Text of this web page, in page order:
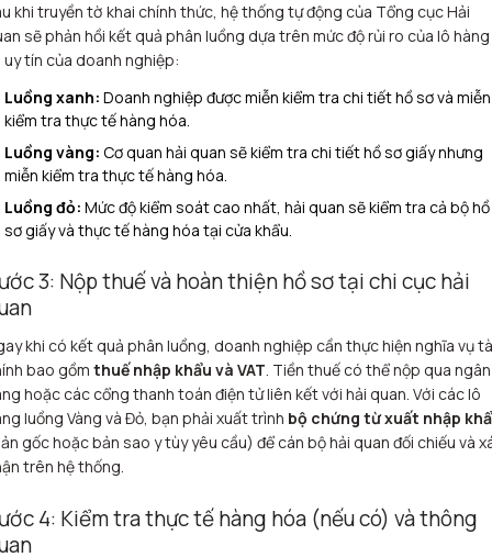
khi truyền tờ khai chính thức, hệ thống tự động của Tổng cục Hải
sẽ phản hồi kết quả phân luồng dựa trên mức độ rủi ro của lô hàng
uy tín của doanh nghiệp:
Luồng xanh: Doanh nghiệp được miễn kiểm tra chi tiết hồ sơ và miễn
kiểm tra thực tế hàng hóa.
Luồng vàng: Cơ quan hải quan sẽ kiểm tra chi tiết hồ sơ giấy nhưng
miễn kiểm tra thực tế hàng hóa.
Luồng đỏ: Mức độ kiểm soát cao nhất, hải quan sẽ kiểm tra cả bộ hồ
sơ giấy và thực tế hàng hóa tại cửa khẩu.
3: Nộp thuế và hoàn thiện hồ sơ tại chi cục hải
khi có kết quả phân luồng, doanh nghiệp cần thực hiện nghĩa vụ
bao gồm thuế nhập khẩu và VAT. Tiền thuế có thể nộp qua ngân
hoặc các cổng thanh toán điện tử liên kết với hải quan. Với các lô
luồng Vàng và Đỏ, bạn phải xuất trình bộ chứng từ xuất nhập
gốc hoặc bản sao y tùy yêu cầu) để cán bộ hải quan đối chiếu và
trên hệ thống.
4: Kiểm tra thực tế hàng hóa (nếu có) và thông